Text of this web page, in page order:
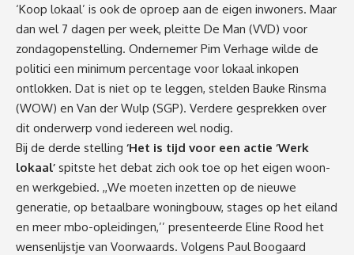
‘Koop lokaal’ is ook de oproep aan de eigen inwoners. Maar
dan wel 7 dagen per week, pleitte De Man (VVD) voor
zondagopenstelling. Ondernemer Pim Verhage wilde de
politici een minimum percentage voor lokaal inkopen
ontlokken. Dat is niet op te leggen, stelden Bauke Rinsma
(WOW) en Van der Wulp (SGP). Verdere gesprekken over
dit onderwerp vond iedereen wel nodig.
Bij de derde stelling ‘Het is tijd voor een actie ‘Werk
lokaal’ spitste het debat zich ook toe op het eigen woon-
en werkgebied. ,,We moeten inzetten op de nieuwe
generatie, op betaalbare woningbouw, stages op het eiland
en meer mbo-opleidingen,’’ presenteerde Eline Rood het
wensenlijstje van Voorwaards. Volgens Paul Boogaard